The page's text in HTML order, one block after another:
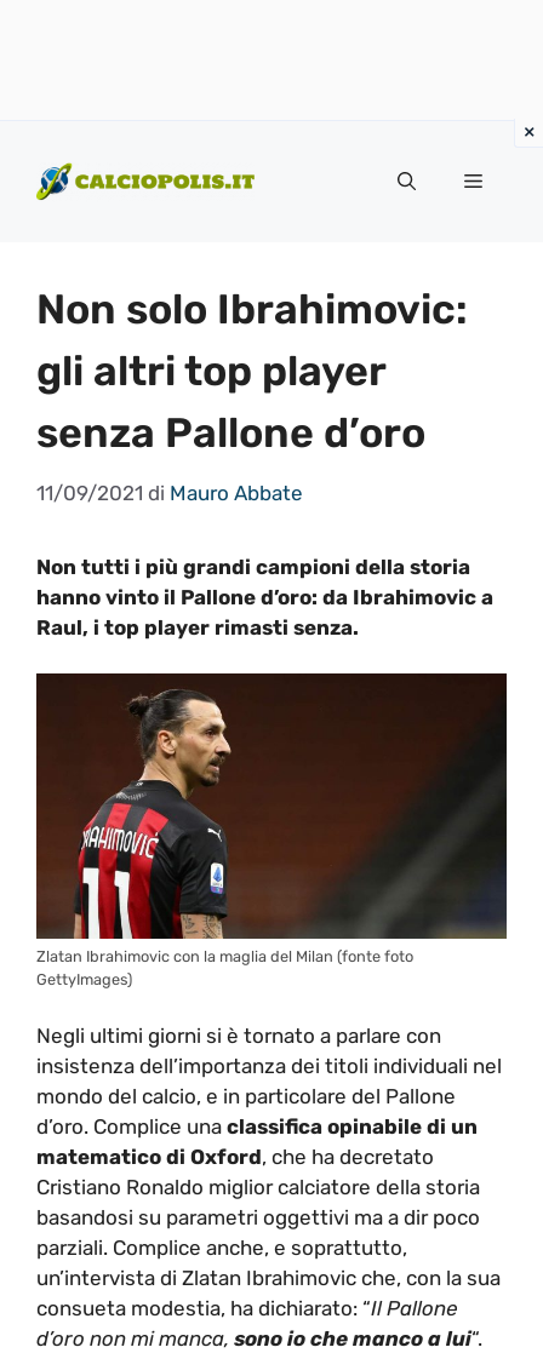
contenuto
Menu
Non solo Ibrahimovic:
gli altri top player
senza Pallone d’oro
11/09/2021 di Mauro Abbate
Non tutti i più grandi campioni della storia
hanno vinto il Pallone d’oro: da Ibrahimovic a
Raul, i top player rimasti senza.
Zlatan Ibrahimovic con la maglia del Milan (fonte foto
GettyImages)
Negli ultimi giorni si è tornato a parlare con
insistenza dell’importanza dei titoli individuali nel
mondo del calcio, e in particolare del Pallone
d’oro. Complice una classifica opinabile di un
matematico di Oxford, che ha decretato
Cristiano Ronaldo miglior calciatore della storia
basandosi su parametri oggettivi ma a dir poco
parziali. Complice anche, e soprattutto,
un’intervista di Zlatan Ibrahimovic che, con la sua
consueta modestia, ha dichiarato: “Il Pallone
d’oro non mi manca, sono io che manco a lui“.